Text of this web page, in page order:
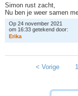
Simon rust zacht,
Nu ben je weer samen
Op 24 november 2021
om 16:33 getekend door:
Erika
< Vorige 1